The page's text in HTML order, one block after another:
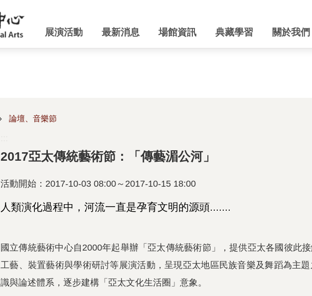
展演活動 最新消息 場館資訊 典藏學習 關於我們
論壇、音樂節
2017亞太傳統藝術節：「傳藝湄公河」
活動開始：2017-10-03 08:00～2017-10-15 18:00
人類演化過程中，河流一直是孕育文明的源頭.......
國立傳統藝術中心自2000年起舉辦「亞太傳統藝術節」，提供亞太各國彼此
工藝、裝置藝術與學術研討等展演活動，呈現亞太地區民族音樂及舞蹈為主
識與論述體系，逐步建構「亞太文化生活圈」意象。